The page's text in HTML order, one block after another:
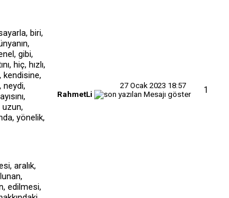
27 Ocak 2023 18:57
RahmetLi
1